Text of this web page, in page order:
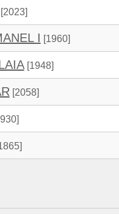
[2023]
I [1960]
[1948]
[2058]